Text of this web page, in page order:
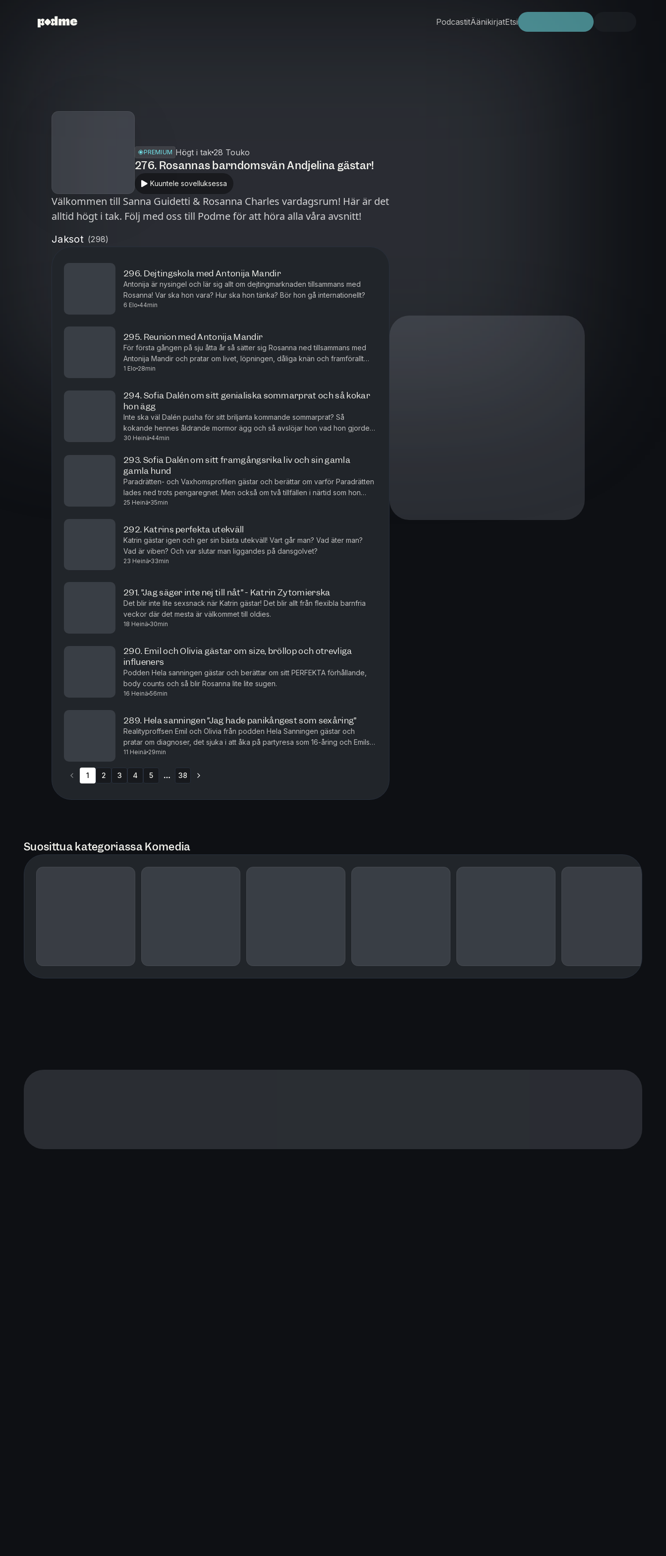
PodcastitÄänikirjatEtsi
PREMIUM Högt i tak 28 Touko
276. Rosannas barndomsvän Andjelina gästar!
Kuuntele sovelluksessa
Välkommen till Sanna Guidetti & Rosanna Charles vardagsrum! Här är det
alltid högt i tak. Följ med oss till Podme för att höra alla våra avsnitt!
Jaksot (298)
296. Dejtingskola med Antonija Mandir
Antonija är nysingel och lär sig allt om dejtingmarknaden tillsammans med
Rosanna! Var ska hon vara? Hur ska hon tänka? Bör hon gå internationellt?
6 Elo 44min
295. Reunion med Antonija Mandir
För första gången på sju åtta år så sätter sig Rosanna ned tillsammans med
Antonija Mandir och pratar om livet, löpningen, dåliga knän och framförallt
hennes dejtingliv!
1 Elo 28min
294. Sofia Dalén om sitt genialiska sommarprat och så kokar
hon ägg
Inte ska väl Dalén pusha för sitt briljanta kommande sommarprat? Så
kokande hennes åldrande mormor ägg och så avslöjar hon vad hon gjorde
med 2000 upphittade kronor i ett sånt gammalt busskortsfodral....
30 Heinä 44min
293. Sofia Dalén om sitt framgångsrika liv och sin gamla
gamla hund
Paradrätten- och Vaxhomsprofilen gästar och berättar om varför Paradrätten
lades ned trots pengaregnet. Men också om två tillfällen i närtid som hon
blivit lurad av teknikens krafter.
25 Heinä 35min
292. Katrins perfekta utekväll
Katrin gästar igen och ger sin bästa utekväll! Vart går man? Vad äter man?
Vad är viben? Och var slutar man liggandes på dansgolvet?
23 Heinä 33min
291. ”Jag säger inte nej till nåt” - Katrin Zytomierska
Det blir inte lite sexsnack när Katrin gästar! Det blir allt från flexibla barnfria
veckor där det mesta är välkommet till oldies.
18 Heinä 30min
290. Emil och Olivia gästar om size, bröllop och otrevliga
influeners
Podden Hela sanningen gästar och berättar om sitt PERFEKTA förhållande,
body counts och så blir Rosanna lite lite sugen.
16 Heinä 56min
289. Hela sanningen ”Jag hade panikångest som sexåring”
Realityproffsen Emil och Olivia från podden Hela Sanningen gästar och
pratar om diagnoser, det sjuka i att åka på partyresa som 16-åring och Emils
fas som epa-raggare.
11 Heinä 29min
1 2 3 4 5 38
Suosittua kategoriassa Komedia